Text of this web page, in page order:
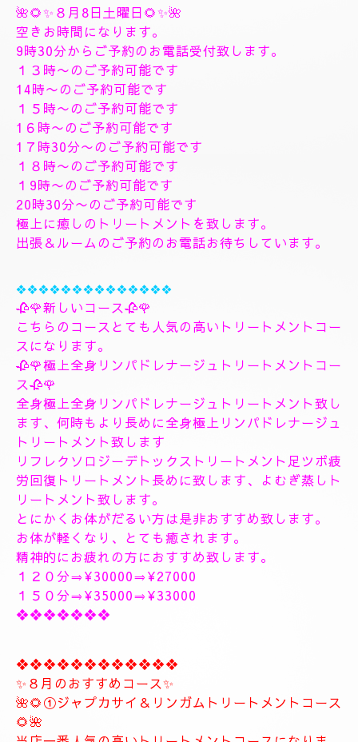
全身極上リンパドレナージュトリートメント致しま
す、フィシャルマッサージパックよむぎ蒸しトリート
メント、ヘッドスパマッサージパック、ソルトトリー
トメント致します、指圧足つぼリフレクソロジージャ
プカサイ＆リンガムトリートメントコース
９０分¥26000
１２０分¥30000⇒¥28000
１５０分¥36000⇒¥33000
❖❖❖❖❖❖❖
🌺🌻✨８月8日土曜日🌻✨🌺
空きお時間になります。
１３時〜のご予約可能です
14時〜のご予約可能です
１５時〜のご予約可能です
1６時〜のご予約可能です
1７時30分〜のご予約可能です
１８時〜のご予約可能です
１9時〜のご予約可能です
20時30分〜のご予約可能です
極上に癒しのトリートメントを致します。
出張＆ルームのご予約のお電話お待ちしています。
❖❖❖❖❖❖❖❖❖❖❖❖❖❖
🥀🌹新しいコース🥀🌹
こちらのコースとても人気の高いトリートメントコー
スになります。
🥀🌹極上全身リンパドレナージュトリートメントコー
ス🥀🌹
全身極上全身リンパドレナージュトリートメント致し
トリートメント致します
リフレクソロジーデトックストリートメント足ツボ疲
労回復トリートメント長めに致します、よむぎ蒸しト
リートメント致します。
とにかくお体がだるい方は是非おすすめ致します。